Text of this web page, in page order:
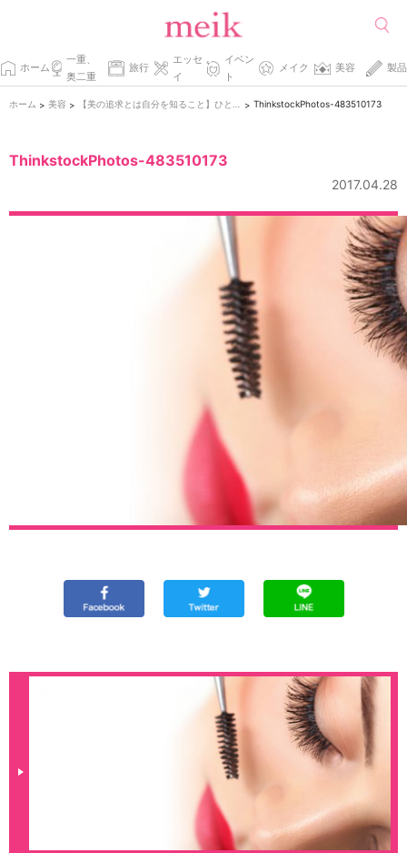
ホーム
一重、
奥二重
旅行
エッセ
イ
イベン
ト
メイク 美容 製品
ホーム > 美容 > > ThinkstockPhotos-483510173
ThinkstockPhotos-483510173
2017.04.28